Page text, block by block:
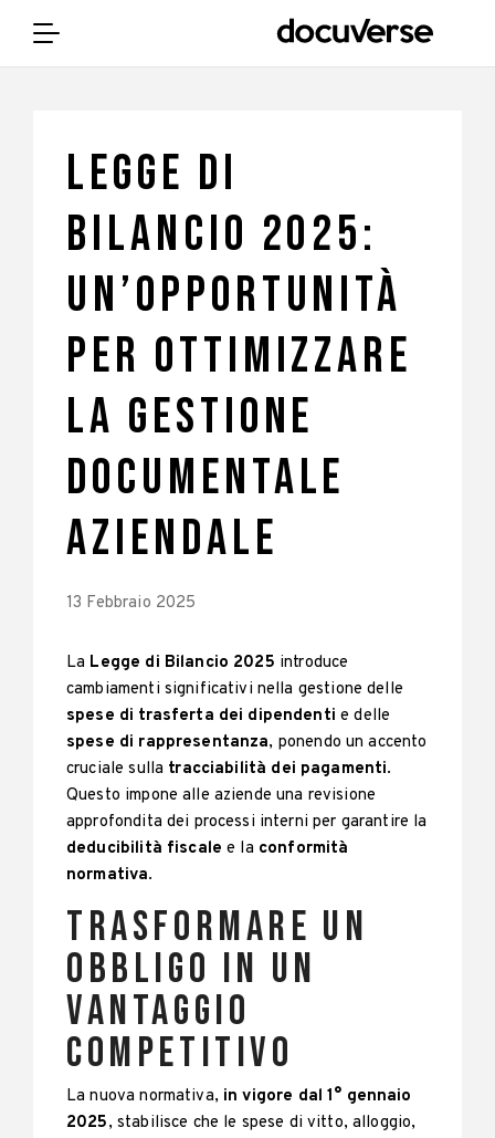
Legge di
Bilancio 2025:
un’opportunità
per ottimizzare
la gestione
documentale
aziendale
13 Febbraio 2025
La Legge di Bilancio 2025 introduce
cambiamenti significativi nella gestione delle
spese di trasferta dei dipendentie delle
spese di rappresentanza, ponendo un accento
cruciale sulla tracciabilità dei pagamenti.
Questo impone alle aziende una revisione
approfondita dei processi interni per garantire la
deducibilità fiscale e la conformità
normativa.
Trasformare un
obbligo in un
vantaggio
competitivo
La nuova normativa, in vigore dal 1° gennaio
2025, stabilisce che le spese di vitto, alloggio,